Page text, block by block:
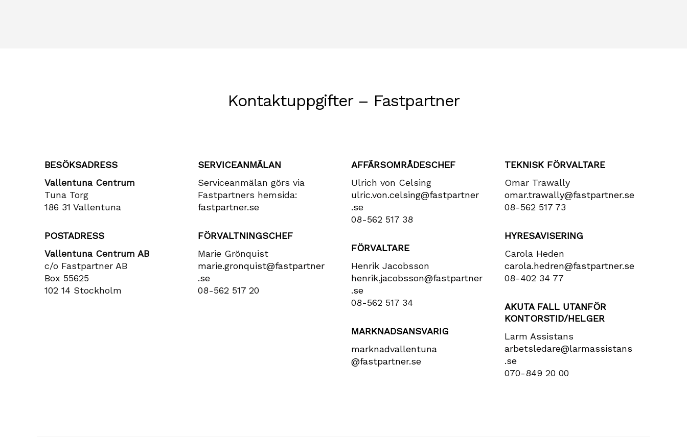
Kontaktuppgifter – Fastpartner
BESÖKSADRESS
Vallentuna Centrum
Tuna Torg
186 31 Vallentuna
POSTADRESS
Vallentuna Centrum AB
c/o Fastpartner AB
Box 55625
102 14 Stockholm
SERVICEANMÄLAN
Serviceanmälan görs via
Fastpartners hemsida:
fastpartner.se
FÖRVALTNINGSCHEF
Marie Grönquist
marie​.gronquist​@fastpartner​
.se
08-562 517 20
AFFÄRSOMRÅDESCHEF
Ulrich von Celsing
ulric​.von​.celsing​@fastpartner​
.se
08-562 517 38
FÖRVALTARE
Henrik Jacobsson
henrik​.jacobsson​@fastpartner​
.se
08-562 517 34
MARKNADSANSVARIG
marknadvallentuna​
@fastpartner​.se
TEKNISK FÖRVALTARE
Omar Trawally
omar.trawally@fastpartner.se
08-562 517 73
HYRESAVISERING
Carola Heden
carola​.hedren​@fastpartner​.se
08-402 34 77
AKUTA FALL UTANFÖR
KONTORSTID/HELGER
Larm Assistans
arbetsledare​@larmassistans​
.se
070-849 20 00